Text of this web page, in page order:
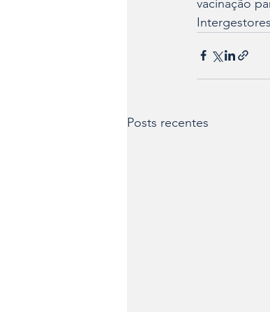
vacinação
Posts recentes